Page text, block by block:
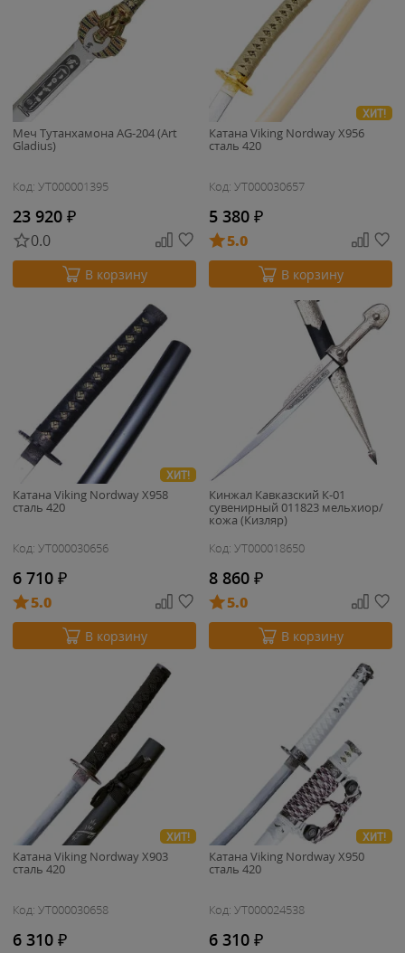
Меч Тутанхамона AG-204 (Art
Gladius)
Код: УТ000001395
23 920 ₽
0.0
В корзину
ХИТ!
Катана Viking Nordway X956
сталь 420
Код: УТ000030657
5 380 ₽
5.0
В корзину
ХИТ!
Катана Viking Nordway X958
сталь 420
Код: УТ000030656
6 710 ₽
5.0
В корзину
Кинжал Кавказский К-01
сувенирный 011823 мельхиор/
кожа (Кизляр)
Код: УТ000018650
8 860 ₽
5.0
В корзину
ХИТ!
Катана Viking Nordway X903
сталь 420
Код: УТ000030658
6 310 ₽
ХИТ!
Катана Viking Nordway X950
сталь 420
Код: УТ000024538
6 310 ₽